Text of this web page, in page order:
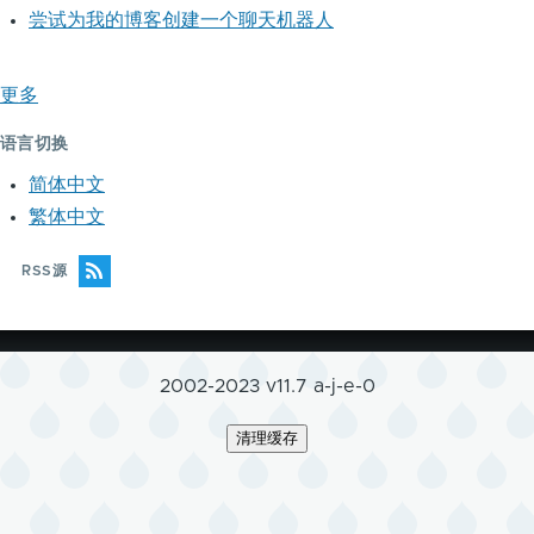
尝试为我的博客创建一个聊天机器人
更多
语言切换
简体中文
繁体中文
RSS源
2002-2023 v11.7 a-j-e-0